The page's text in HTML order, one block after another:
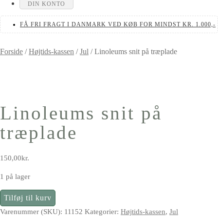
DIN KONTO
FÅ FRI FRAGT I DANMARK VED KØB FOR MINDST KR. 1.000,-
Forside /Højtids-kassen /Jul /Linoleums snit på træplade
Linoleums snit på
træplade
150,00kr.
1 på lager
Linoleums
snit
Tilføj til kurv
Varenummer (SKU): 11152 Kategorier: Højtids-kassen, Jul